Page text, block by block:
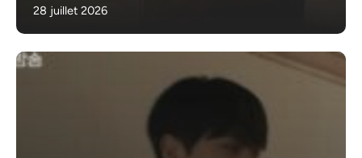
28 juillet 2026